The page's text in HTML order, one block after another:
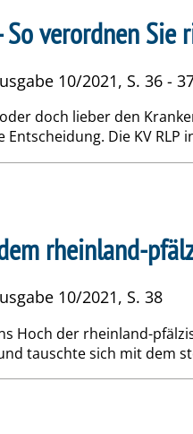
verordnen Sie
10/2021, S. 36 -
doch lieber den
Die KV
rheinland-
10/2021, S. 38
Hoch der rheinland-
tauschte sich mit dem